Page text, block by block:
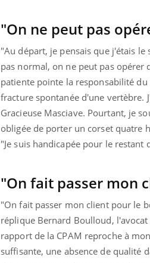
"On ne peut pas
"Au départ, je pensais que j'étais
pas normal, on ne peut pas opérer
patiente pointe la responsabilité
fracture spontanée d'une vertèbre.
Gracieuse Masciave. Pourtant, je
obligée de porter un corset quatre
"Je suis handicapée pour le
"On fait passer mon
"On fait passer mon client pour le
réplique Bernard Boulloud,
rapport de la CPAM reproche à
suffisante, une absence de qualité